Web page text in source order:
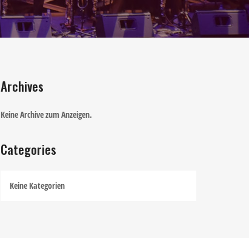
Archives
Keine Archive zum Anzeigen.
Categories
Keine Kategorien